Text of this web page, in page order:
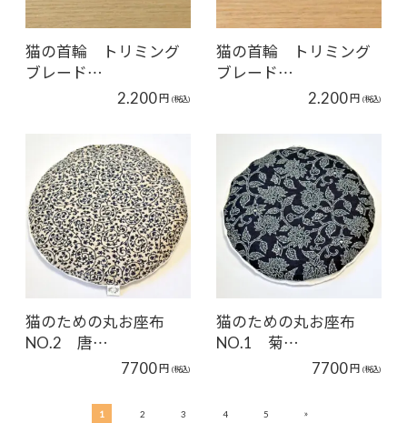
猫の首輪 トリミング
ブレード…
2.200円 (税込)
猫の首輪 トリミング
ブレード…
2.200円 (税込)
猫のための丸お座布
NO.2 唐…
7700円 (税込)
猫のための丸お座布
NO.1 菊…
7700円 (税込)
1 2 3 4 5 »